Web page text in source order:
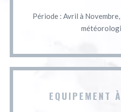
Période : Avril à
EQUIPEMENT